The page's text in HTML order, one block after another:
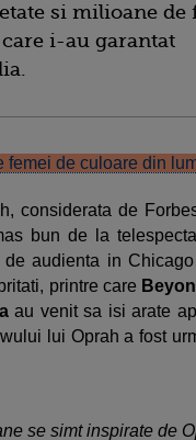
si milioane de
i-au garantat
femei de culoare din
considerata de
bun de la
audienta in
printre care
au venit sa isi arate
lui Oprah a fost
se simt inspirate de